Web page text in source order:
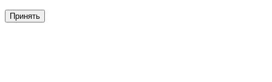
Принять